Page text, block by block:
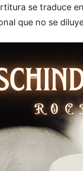
se traduce en
que no se